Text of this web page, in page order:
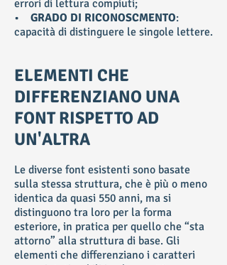
errori di lettura compiuti;
• GRADO DI RICONOSCMENTO:
capacità di distinguere le singole lettere.
ELEMENTI CHE
DIFFERENZIANO UNA
FONT RISPETTO AD
UN'ALTRA
Le diverse font esistenti sono basate
sulla stessa struttura, che è più o meno
identica da quasi 550 anni, ma si
distinguono tra loro per la forma
esteriore, in pratica per quello che “sta
attorno” alla struttura di base. Gli
elementi che differenziano i caratteri